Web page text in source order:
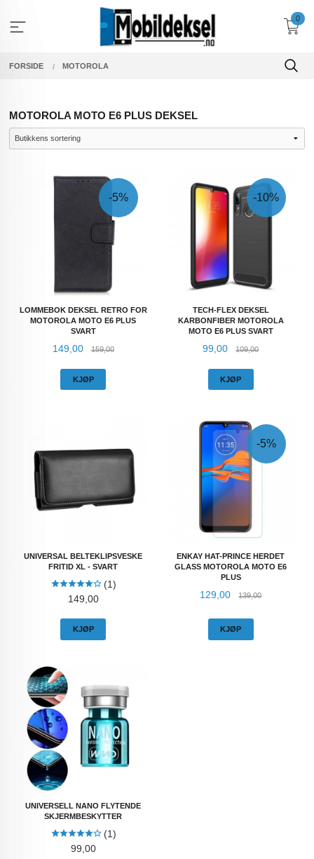
innholdet
0
FORSIDE MOTOROLA
MOTOROLA MOTO E6 PLUS DEKSEL
LOMMEBOK DEKSEL RETRO FOR
MOTOROLA MOTO E6 PLUS
SVART
Tilbud
149,00 159,00Rabatt
-5%
KJØP
TECH-FLEX DEKSEL
KARBONFIBER MOTOROLA
MOTO E6 PLUS SVART
Tilbud
99,00 109,00Rabatt
-10%
KJØP
UNIVERSAL BELTEKLIPSVESKE
FRITID XL - SVART
(1)
Pris
149,00
KJØP
ENKAY HAT-PRINCE HERDET
GLASS MOTOROLA MOTO E6
PLUS
Tilbud
129,00 139,00Rabatt
-5%
KJØP
UNIVERSELL NANO FLYTENDE
SKJERMBESKYTTER
(1)
Pris
99,00